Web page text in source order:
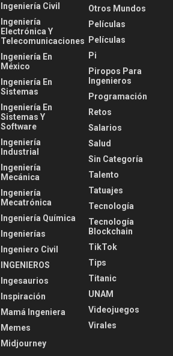
Ingeniería Civil
Ingeniería
Electrónica Y
Telecomunicaciones
Ingeniería En
México
Ingeniería En
Sistemas
Ingeniería En
Sistemas Y
Software
Ingeniería
Industrial
Ingeniería
Mecánica
Ingeniería
Mecatrónica
Ingeniería Química
Ingenierías
Ingeniero Civil
INGENIEROS
Ingesaurios
Inspiración
Mamá Ingeniera
Memes
Midjourney
Otros Mundos
Películas
Películas
Pi
Piropos Para
Ingenieros
Programación
Retos
Salarios
Salud
Sin Categoría
Talento
Tatuajes
Tecnología
Tecnología
Blockchain
TikTok
Tips
Titanic
UNAM
Videojuegos
Virales